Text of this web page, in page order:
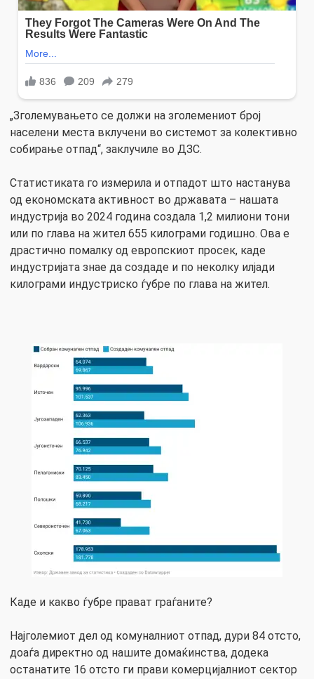
„Зголемувањето се должи на зголемениот број
населени места вклучени во системот за колективно
собирање отпад“, заклучиле во ДЗС.
Статистиката го измерила и отпадот што настанува
од економската активност во државата – нашата
индустрија во 2024 година создала 1,2 милиони тони
или по глава на жител 655 килограми годишно. Ова е
драстично помалку од европскиот просек, каде
индустријата знае да создаде и по неколку илјади
килограми индустриско ѓубре по глава на жител.
Каде и какво ѓубре прават граѓаните?
Најголемиот дел од комуналниот отпад, дури 84 отсто,
доаѓа директно од нашите домаќинства, додека
останатите 16 отсто ги прави комерцијалниот сектор